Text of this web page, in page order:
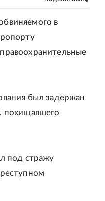
в
был задержан
похищавшего
под стражу